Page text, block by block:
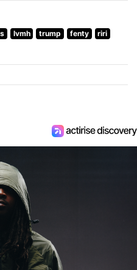
lvmh trump fenty
riri